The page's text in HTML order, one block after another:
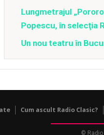
Lungmetrajul
Popescu, în selecţia
Un nou teatru în
Cum ascult Radio Clasic?
© Radio